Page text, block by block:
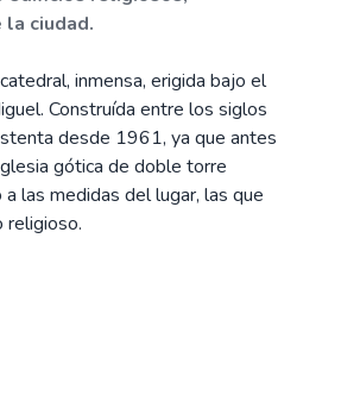
ciudad.
inmensa, erigida bajo el
Construída entre los siglos
desde 1961, ya que antes
gótica de doble torre
las medidas del lugar, las que
religioso.